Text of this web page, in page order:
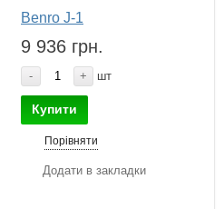
Benro J-1
9 936 грн.
- + шт
Купити
Порівняти
Додати в закладки